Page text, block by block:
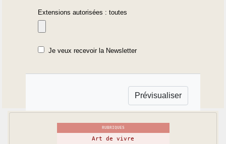
Extensions autorisées : toutes
Je veux recevoir la Newsletter
RUBRIQUES
Art de vivre